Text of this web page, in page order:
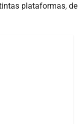
plataformas, de